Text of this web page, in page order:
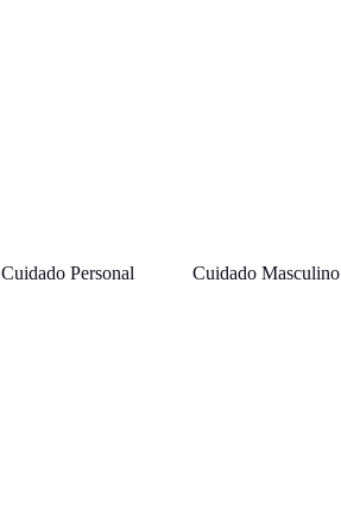
Cuidado Personal Cuidado Masculino